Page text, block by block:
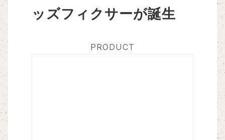
ッズフィクサーが誕生
PRODUCT